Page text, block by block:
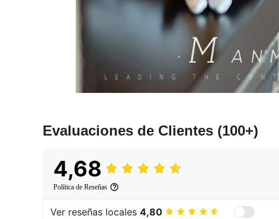
Evaluaciones de Clientes (100+)
4,68
Política de Reseñas
Ver reseñas locales 4,80